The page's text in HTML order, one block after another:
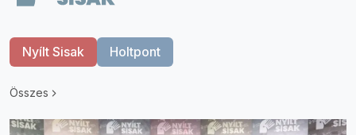
Nyílt Sisak Holtpont
Összes